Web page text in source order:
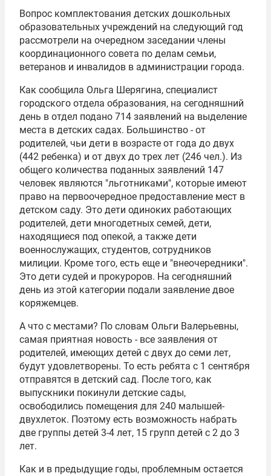
Вопрос комплектования детских дошкольных
образовательных учреждений на следующий год
рассмотрели на очередном заседании члены
координационного совета по делам семьи,
ветеранов и инвалидов в администрации города.
Как сообщила Ольга Шерягина, специалист
городского отдела образования, на сегодняшний
день в отдел подано 714 заявлений на выделение
места в детских садах. Большинство - от
родителей, чьи дети в возрасте от года до двух
(442 ребенка) и от двух до трех лет (246 чел.). Из
общего количества поданных заявлений 147
человек являются "льготниками", которые имеют
право на первоочередное предоставление мест в
детском саду. Это дети одиноких работающих
родителей, дети многодетных семей, дети,
находящиеся под опекой, а также дети
военнослужащих, студентов, сотрудников
милиции. Кроме того, есть еще и "внеочередники".
Это дети судей и прокуроров. На сегодняшний
день из этой категории подали заявление двое
коряжемцев.
А что с местами? По словам Ольги Валерьевны,
самая приятная новость - все заявления от
родителей, имеющих детей с двух до семи лет,
будут удовлетворены. То есть ребята с 1 сентября
отправятся в детский сад. После того, как
выпускники покинули детские сады,
освободились помещения для 240 малышей-
двухлеток. Поэтому есть возможность набрать
две группы детей 3-4 лет, 15 групп детей с 2 до 3
лет.
Как и в предыдущие годы, проблемным остается